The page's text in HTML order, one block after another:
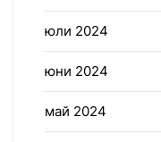
юли 2024
юни 2024
май 2024